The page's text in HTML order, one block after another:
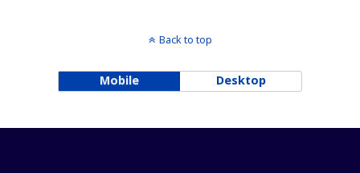
Back to top
Mobile Desktop